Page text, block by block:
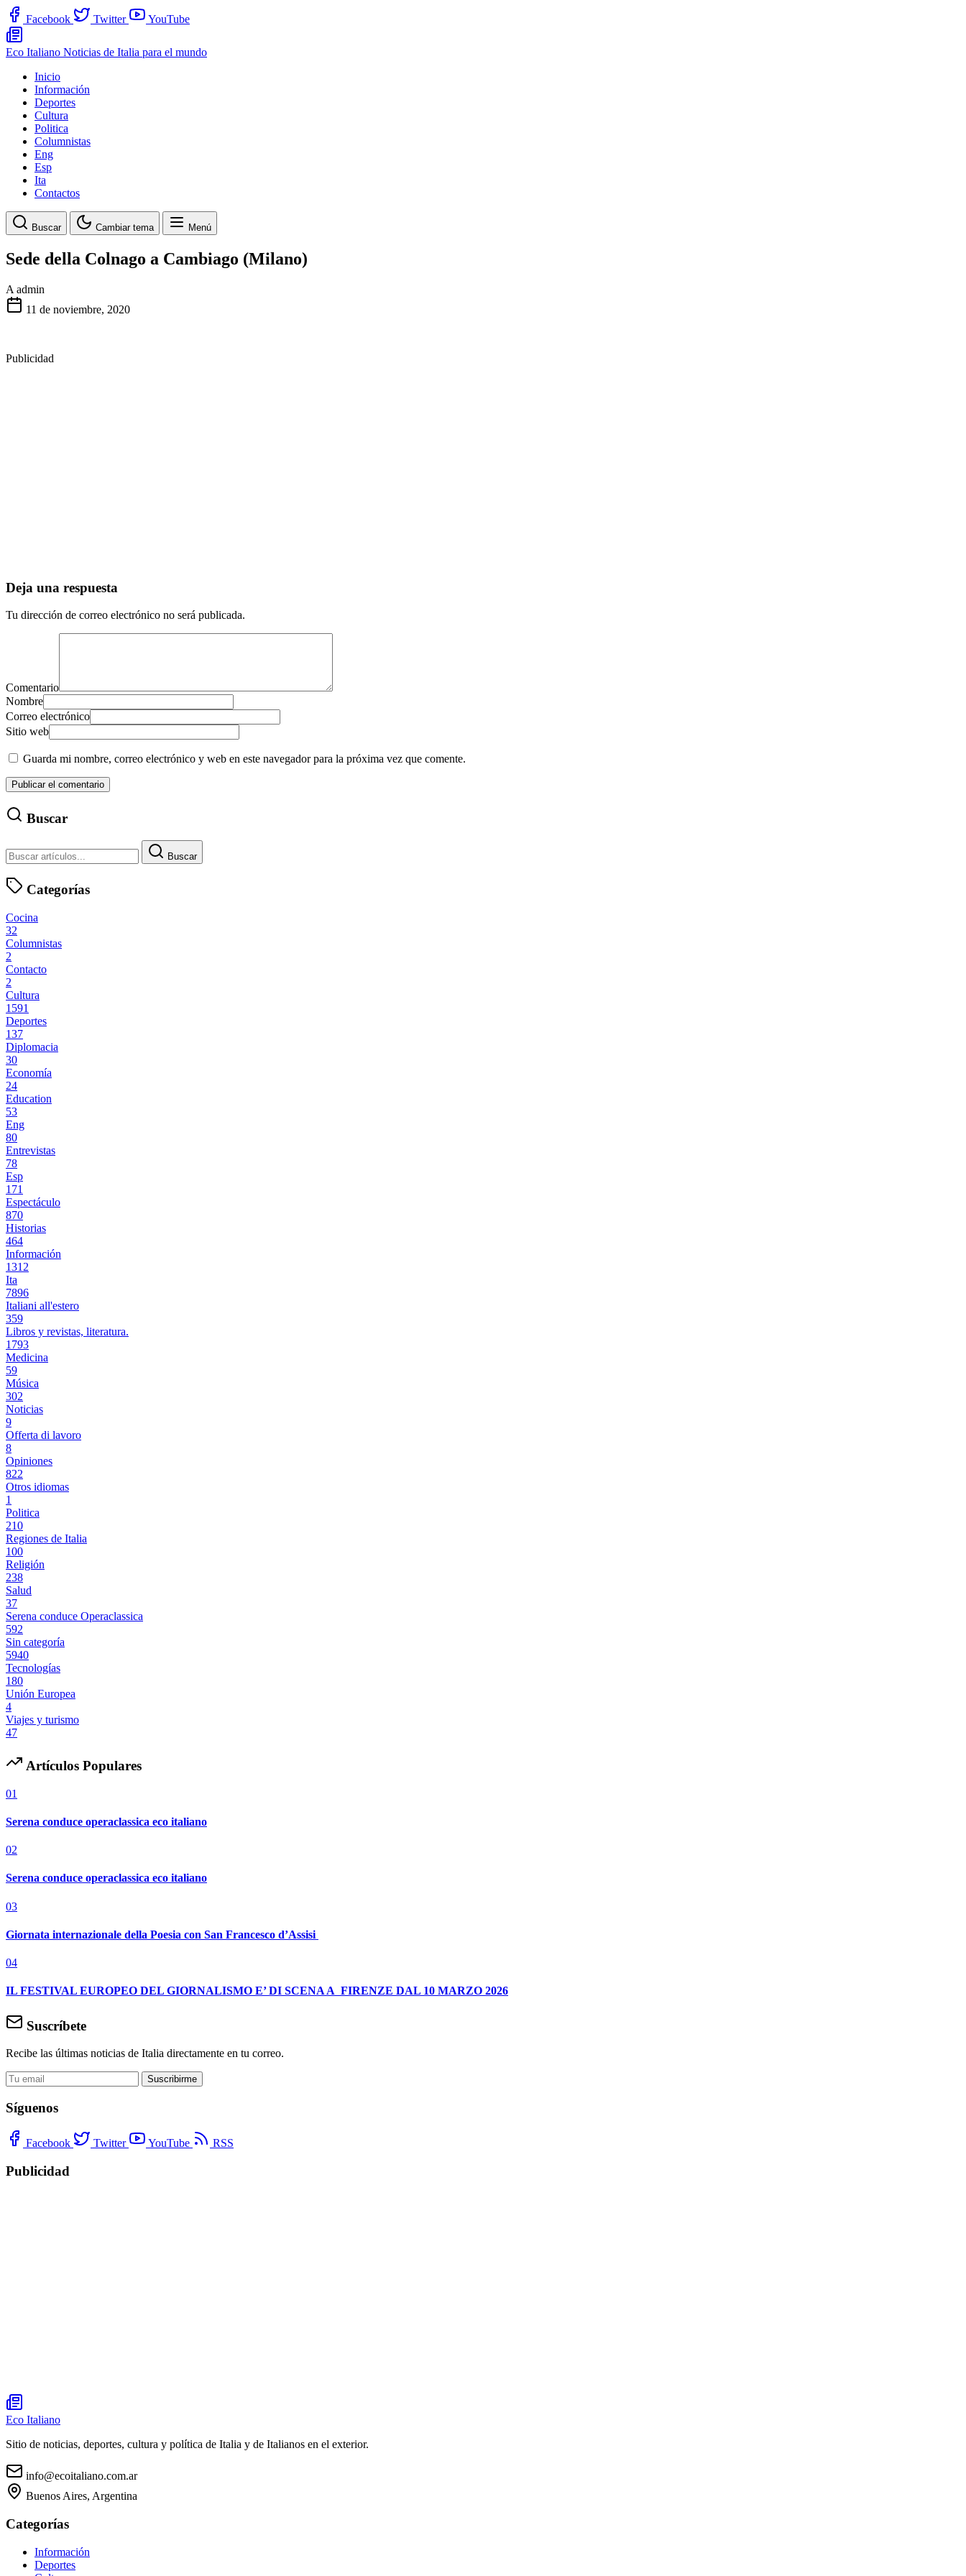
Facebook Twitter YouTube
Eco Italiano Noticias de Italia para el mundo
Inicio
Información
Deportes
Cultura
Politica
Columnistas
Eng
Esp
Ita
Contactos
Buscar Cambiar tema Menú
Sede della Colnago a Cambiago (Milano)
A admin
11 de noviembre, 2020
Publicidad
Deja una respuesta
Tu dirección de correo electrónico no será publicada.
Comentario
Nombre
Correo electrónico
Sitio web
Guarda mi nombre, correo electrónico y web en este navegador para la próxima vez que comente.
Buscar
Buscar
Categorías
Cocina
32
Columnistas
2
Contacto
2
Cultura
1591
Deportes
137
Diplomacia
30
Economía
24
Education
53
Eng
80
Entrevistas
78
Esp
171
Espectáculo
870
Historias
464
Información
1312
Ita
7896
Italiani all'estero
359
Libros y revistas, literatura.
1793
Medicina
59
Música
302
Noticias
9
Offerta di lavoro
8
Opiniones
822
Otros idiomas
1
Politica
210
Regiones de Italia
100
Religión
238
Salud
37
Serena conduce Operaclassica
592
Sin categoría
5940
Tecnologías
180
Unión Europea
4
Viajes y turismo
47
Artículos Populares
01
Serena conduce operaclassica eco italiano
02
Serena conduce operaclassica eco italiano
03
Giornata internazionale della Poesia con San Francesco d’Assisi
04
IL FESTIVAL EUROPEO DEL GIORNALISMO E’ DI SCENA A FIRENZE DAL 10 MARZO 2026
Suscríbete
Recibe las últimas noticias de Italia directamente en tu correo.
Suscribirme
Síguenos
Facebook Twitter YouTube RSS
Publicidad
Eco Italiano
Sitio de noticias, deportes, cultura y política de Italia y de Italianos en el exterior.
info@ecoitaliano.com.ar
Buenos Aires, Argentina
Categorías
Información
Deportes